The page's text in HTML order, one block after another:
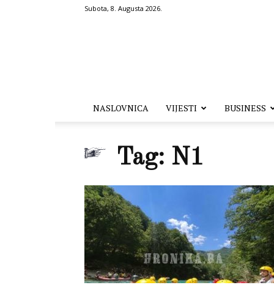
Subota, 8. Augusta 2026.
NASLOVNICA VIJESTI BUSINESS
Tag: N1